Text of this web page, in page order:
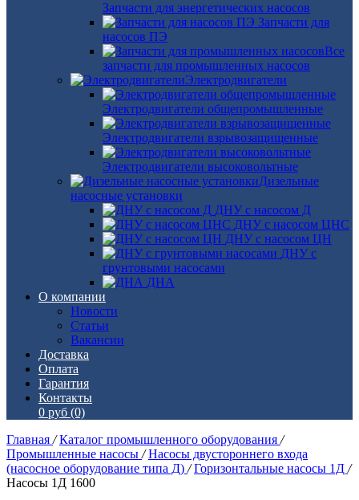
Запчасти для энергетических насосов
Запчасти для
насосов ПЭ
Все
запчасти для промышленных насосов
Электродвигатели
Электродвигатели общепромышленные
Электродвигатели взрывозащищенные
Электродвигатели высоковольтные
Дизельные
насосные установки
ДНУ с насосом Д
ДНУ с насосом ЦНС
ДНУ с насосом ЦН
ДНУ с
грунтовыми насосами
ДНА
О компании
Новости
Статьи
Вакансии
Доставка
Оплата
Гарантия
Контакты
0 руб (0)
Главная / Каталог промышленного оборудования /
Промышленные насосы / Насосы двустороннего входа
(насосное оборудование типа Д) / Горизонтальные насосы 1Д /
Насосы 1Д 1600